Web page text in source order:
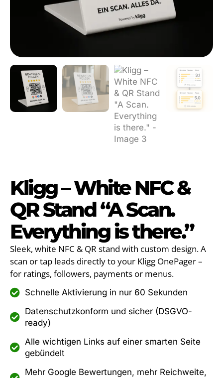
Kligg – White NFC &
QR Stand “A Scan.
Everything is there.”
Sleek, white NFC & QR stand with custom design. A
scan or tap leads directly to your Kligg OnePager –
for ratings, followers, payments or menus.
Schnelle Aktivierung in nur 60 Sekunden
Datenschutzkonform und sicher (DSGVO-
ready)
Alle wichtigen Links auf einer smarten Seite
gebündelt
Mehr Google Bewertungen, mehr Reichweite,